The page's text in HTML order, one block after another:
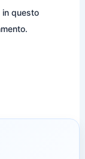
in questo